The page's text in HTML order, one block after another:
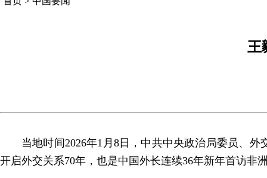
王
当地时间2026年1月8日，中共中央政治局委员、
开启外交关系70年，也是中国外长连续36年新年首访非